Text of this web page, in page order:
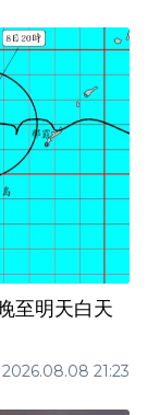
至明天白天
2026.08.08 21:23